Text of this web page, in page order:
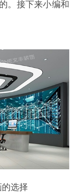
。接下来小编和
选择